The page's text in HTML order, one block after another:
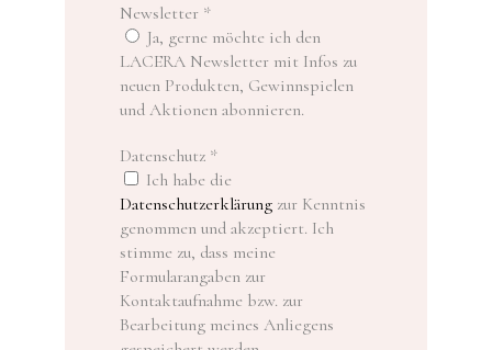
Newsletter *
Ja, gerne möchte ich den
LACERA Newsletter mit Infos zu
neuen Produkten, Gewinnspielen
und Aktionen abonnieren.
Datenschutz *
Ich habe die
Datenschutzerklärung zur Kenntnis
genommen und akzeptiert. Ich
stimme zu, dass meine
Formularangaben zur
Kontaktaufnahme bzw. zur
Bearbeitung meines Anliegens